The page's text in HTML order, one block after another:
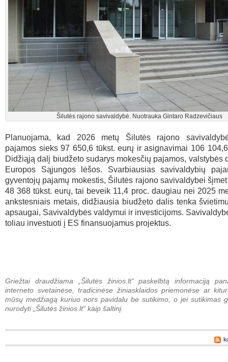
Šilutės rajono savivaldybė. Nuotrauka Gintaro Radzevičiaus
Planuojama, kad 2026 metų Šilutės rajono
pajamos sieks 97 650,6 tūkst. eurų ir asignavimai 106
Didžiąją dalį biudžeto sudarys mokesčių pajamos, valstybės
Europos Sąjungos lėšos. Svarbiausias savivaldybių
gyventojų pajamų mokestis, Šilutės rajono savivaldybei
48 368 tūkst. eurų, tai beveik 11,4 proc. daugiau nei 2025
ankstesniais metais, didžiausia biudžeto dalis tenka
apsaugai, Savivaldybės valdymui ir investicijoms.
toliau investuoti į ES finansuojamus projektus.
Griežtai draudžiama „Šilutės žinios.lt“ paskelbtą informaciją
interneto svetainėse, tradicinėse žiniasklaidos priemonėse ar
mūsų medžiagą kuriuo nors pavidalu be sutikimo, o jei sutikimas
nurodyti „Šilutės žinios.lt“ kaip šaltinį.